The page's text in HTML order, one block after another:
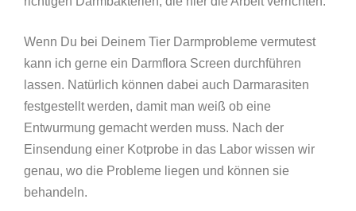
Wenn Du bei Deinem Tier Darmprobleme vermutest
kann ich gerne ein Darmflora Screen durchführen
lassen. Natürlich können dabei auch Darmarasiten
festgestellt werden, damit man weiß ob eine
Entwurmung gemacht werden muss. Nach der
Einsendung einer Kotprobe in das Labor wissen wir
genau, wo die Probleme liegen und können sie
behandeln.